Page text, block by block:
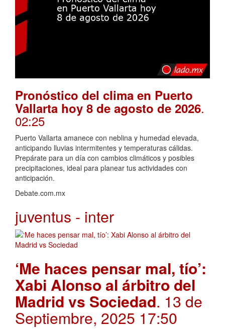
Pronóstico del clima en Puerto
Vallarta hoy 8 de agosto de 2026.
02:25
Puerto Vallarta amanece con neblina y humedad elevada,
anticipando lluvias intermitentes y temperaturas cálidas.
Prepárate para un día con cambios climáticos y posibles
precipitaciones, ideal para planear tus actividades con
anticipación.
Debate.com.mx
juventus - inter
‘Me haces pensar mal, tío’:
Xabi Alonso al árbitro del
Madrid vs Sociedad. 13 de
Septiembre, 2025 17:50